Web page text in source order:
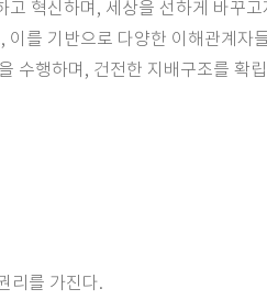
혁신하며, 세상을 선하게 바꾸고
를 기반으로 다양한 이해관계자
수행하며, 건전한 지배구조를 확
리를 가진다.